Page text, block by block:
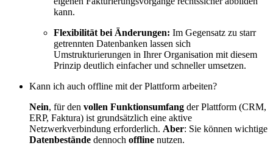
kann.
Flexibilität bei Änderungen: Im Gegensatz zu starr
getrennten Datenbanken lassen sich
Umstrukturierungen in Ihrer Organisation mit diesem
Prinzip deutlich einfacher und schneller umsetzen.
Kann ich auch offline mit der Plattform arbeiten?
Nein, für den vollen Funktionsumfang der Plattform (CRM,
ERP, Faktura) ist grundsätzlich eine aktive
Netzwerkverbindung erforderlich. Aber: Sie können wichtige
Datenbestände dennoch offline nutzen.